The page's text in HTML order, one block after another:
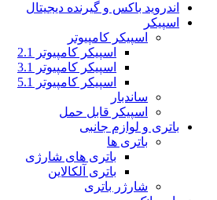
اندروید باکس و گیرنده دیجیتال
اسپیکر
اسپیکر کامپیوتر
اسپیکر کامپیوتر 2.1
اسپیکر کامپیوتر 3.1
اسپیکر کامپیوتر 5.1
ساندبار
اسپیکر قابل حمل
باتری و لوازم جانبی
باتری ها
باتری های شارژی
باتری آلکالاین
شارژر باتری